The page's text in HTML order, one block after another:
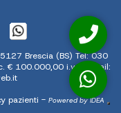
Brescia (BS) Tel:030
€ 100.000,00 i.v. - Email:
pazienti - Powered by IDEA